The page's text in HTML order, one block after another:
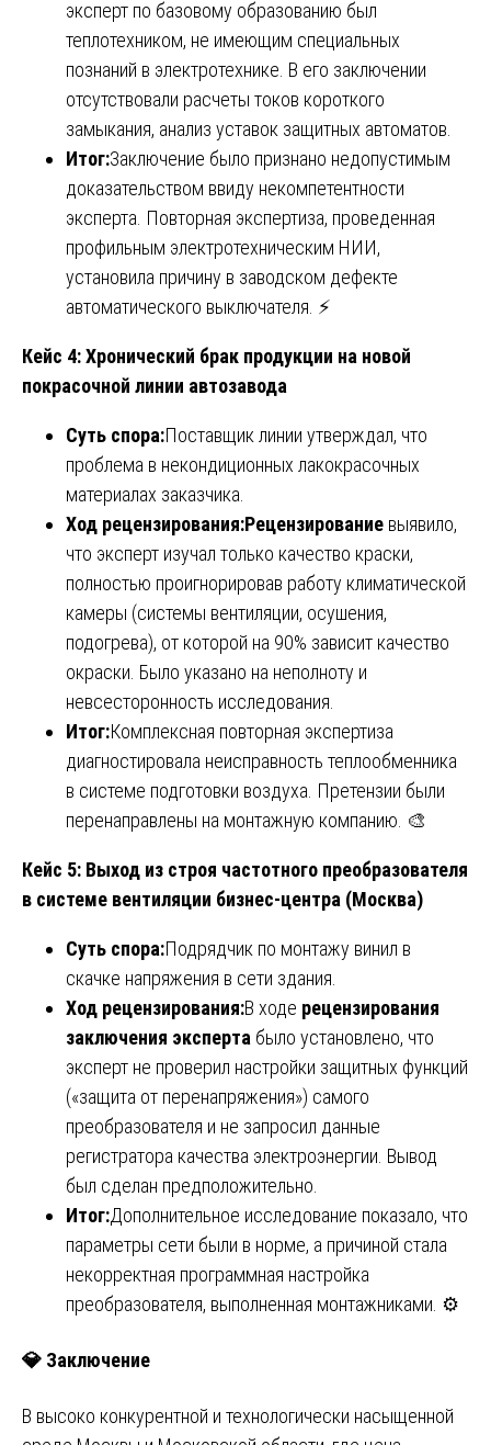
эксперт по базовому образованию был
теплотехником, не имеющим специальных
познаний в электротехнике. В его заключении
отсутствовали расчеты токов короткого
замыкания, анализ уставок защитных автоматов.
Итог:Заключение было признано недопустимым
доказательством ввиду некомпетентности
эксперта. Повторная экспертиза, проведенная
профильным электротехническим НИИ,
установила причину в заводском дефекте
автоматического выключателя. ⚡
Кейс 4: Хронический брак продукции на новой
покрасочной линии автозавода
Суть спора:Поставщик линии утверждал, что
проблема в некондиционных лакокрасочных
материалах заказчика.
Ход рецензирования:Рецензирование выявило,
что эксперт изучал только качество краски,
полностью проигнорировав работу климатической
камеры (системы вентиляции, осушения,
подогрева), от которой на 90% зависит качество
окраски. Было указано на неполноту и
невсесторонность исследования.
Итог:Комплексная повторная экспертиза
диагностировала неисправность теплообменника
в системе подготовки воздуха. Претензии были
перенаправлены на монтажную компанию. 🎨
Кейс 5: Выход из строя частотного преобразователя
в системе вентиляции бизнес-центра (Москва)
Суть спора:Подрядчик по монтажу винил в
скачке напряжения в сети здания.
Ход рецензирования:В ходе рецензирования
заключения эксперта было установлено, что
эксперт не проверил настройки защитных функций
(«защита от перенапряжения») самого
преобразователя и не запросил данные
регистратора качества электроэнергии. Вывод
был сделан предположительно.
Итог:Дополнительное исследование показало, что
параметры сети были в норме, а причиной стала
некорректная программная настройка
преобразователя, выполненная монтажниками. ⚙️
💎 Заключение
В высоко конкурентной и технологически насыщенной